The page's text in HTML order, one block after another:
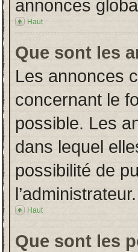
annonces
Haut
Que sont les
Les annonces
concernant le
possible. Les
dans lequel
possibilité de
l’administrateur.
Haut
Que sont les